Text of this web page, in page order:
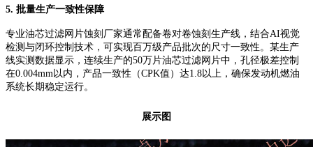
5. 批量生产一致性保障
专业油芯过滤网片蚀刻厂家通常配备卷对卷蚀刻生产线，结合AI视觉
检测与闭环控制技术，可实现百万级产品批次的尺寸一致性。某生产
线实测数据显示，连续生产的50万片油芯过滤网片中，孔径极差控制
在0.004mm以内，产品一致性（CPK值）达1.8以上，确保发动机燃油
系统长期稳定运行。
展示图